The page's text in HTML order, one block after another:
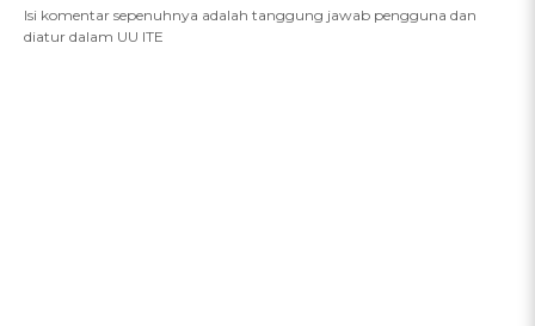
Isi komentar sepenuhnya adalah tanggung jawab pengguna dan
diatur dalam UU ITE